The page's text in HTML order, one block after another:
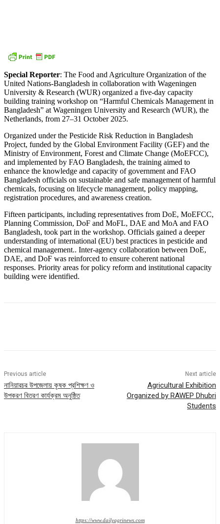
Special Reporter: The Food and Agriculture Organization of the
United Nations-Bangladesh in collaboration with Wageningen
University & Research (WUR) organized a five-day capacity
building training workshop on “Harmful Chemicals Management in
Bangladesh” at Wageningen University and Research (WUR), the
Netherlands, from 27–31 October 2025.
Organized under the Pesticide Risk Reduction in Bangladesh
Project, funded by the Global Environment Facility (GEF) and the
Ministry of Environment, Forest and Climate Change (MoEFCC),
and implemented by FAO Bangladesh, the training aimed to
enhance the knowledge and capacity of government and FAO
Bangladesh officials on sustainable and safe management of harmful
chemicals, focusing on lifecycle management, policy mapping,
registration procedures, and awareness creation.
Fifteen participants, including representatives from DoE, MoEFCC,
Planning Commission, DoF and MoFL, DAE and MoA and FAO
Bangladesh, took part in the workshop. Officials gained a deeper
understanding of international (EU) best practices in pesticide and
chemical management.. Inter-agency collaboration between DoE,
DAE, and DoF was reinforced to ensure coherent national
responses. Priority areas for policy reform and institutional capacity
building were identified.
Previous article
নানিয়ারচর উপজেলায় কৃষক প্রশিক্ষণ ও
উপকরণ বিতরণ কার্যক্রম অনুষ্ঠিত
Next article
Agricultural Exhibition
Organized by RAWEP Dhubri
Students
https://www.dailyagrinews.com